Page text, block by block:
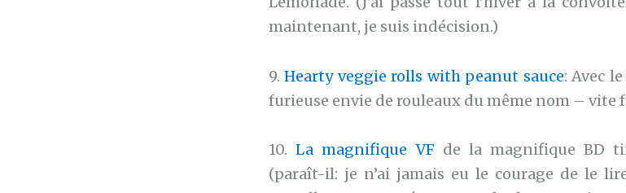
maintenant, je suis indécision.)
9.Hearty veggie rolls with peanut sauce: Avec
furieuse envie de rouleaux du même nom – vite
10.La magnifique VF de la magnifique BD
(paraît-il: je n’ai jamais eu le courage de le